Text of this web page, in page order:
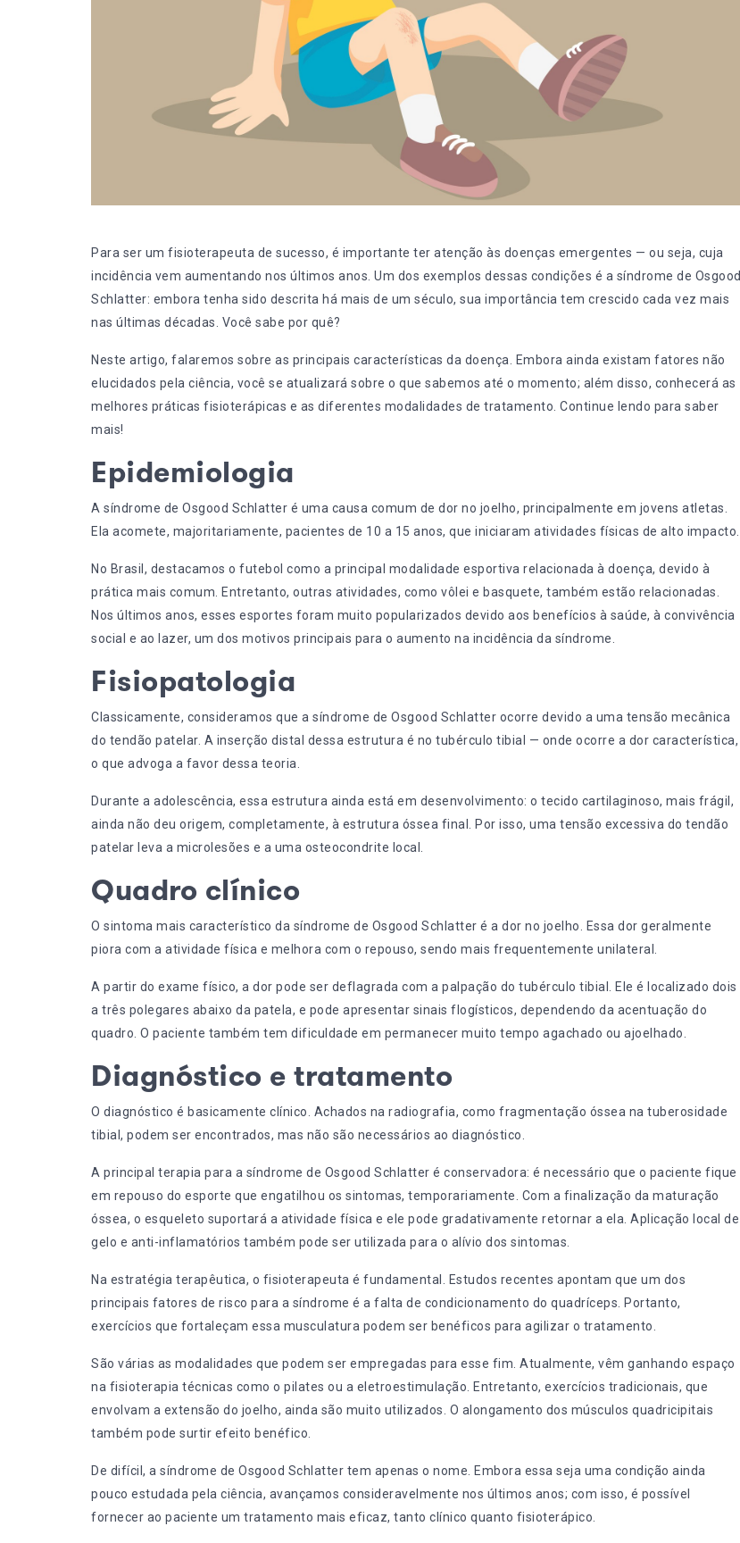
Para ser um fisioterapeuta de sucesso, é importante ter atenção às doenças emergentes — ou seja, cuja
incidência vem aumentando nos últimos anos. Um dos exemplos dessas condições é a síndrome de Osgood
Schlatter: embora tenha sido descrita há mais de um século, sua importância tem crescido cada vez mais
nas últimas décadas. Você sabe por quê?
Neste artigo, falaremos sobre as principais características da doença. Embora ainda existam fatores não
elucidados pela ciência, você se atualizará sobre o que sabemos até o momento; além disso, conhecerá as
melhores práticas fisioterápicas e as diferentes modalidades de tratamento. Continue lendo para saber
mais!
Epidemiologia
A síndrome de Osgood Schlatter é uma causa comum de dor no joelho, principalmente em jovens atletas.
Ela acomete, majoritariamente, pacientes de 10 a 15 anos, que iniciaram atividades físicas de alto impacto.
No Brasil, destacamos o futebol como a principal modalidade esportiva relacionada à doença, devido à
prática mais comum. Entretanto, outras atividades, como vôlei e basquete, também estão relacionadas.
Nos últimos anos, esses esportes foram muito popularizados devido aos benefícios à saúde, à convivência
social e ao lazer, um dos motivos principais para o aumento na incidência da síndrome.
Fisiopatologia
Classicamente, consideramos que a síndrome de Osgood Schlatter ocorre devido a uma tensão mecânica
do tendão patelar. A inserção distal dessa estrutura é no tubérculo tibial — onde ocorre a dor característica,
o que advoga a favor dessa teoria.
Durante a adolescência, essa estrutura ainda está em desenvolvimento: o tecido cartilaginoso, mais frágil,
ainda não deu origem, completamente, à estrutura óssea final. Por isso, uma tensão excessiva do tendão
patelar leva a microlesões e a uma osteocondrite local.
Quadro clínico
O sintoma mais característico da síndrome de Osgood Schlatter é a dor no joelho. Essa dor geralmente
piora com a atividade física e melhora com o repouso, sendo mais frequentemente unilateral.
A partir do exame físico, a dor pode ser deflagrada com a palpação do tubérculo tibial. Ele é localizado dois
a três polegares abaixo da patela, e pode apresentar sinais flogísticos, dependendo da acentuação do
quadro. O paciente também tem dificuldade em permanecer muito tempo agachado ou ajoelhado.
Diagnóstico e tratamento
O diagnóstico é basicamente clínico. Achados na radiografia, como fragmentação óssea na tuberosidade
tibial, podem ser encontrados, mas não são necessários ao diagnóstico.
A principal terapia para a síndrome de Osgood Schlatter é conservadora: é necessário que o paciente fique
em repouso do esporte que engatilhou os sintomas, temporariamente. Com a finalização da maturação
óssea, o esqueleto suportará a atividade física e ele pode gradativamente retornar a ela. Aplicação local de
gelo e anti-inflamatórios também pode ser utilizada para o alívio dos sintomas.
Na estratégia terapêutica, o fisioterapeuta é fundamental. Estudos recentes apontam que um dos
principais fatores de risco para a síndrome é a falta de condicionamento do quadríceps. Portanto,
exercícios que fortaleçam essa musculatura podem ser benéficos para agilizar o tratamento.
São várias as modalidades que podem ser empregadas para esse fim. Atualmente, vêm ganhando espaço
na fisioterapia técnicas como o pilates ou a eletroestimulação. Entretanto, exercícios tradicionais, que
envolvam a extensão do joelho, ainda são muito utilizados. O alongamento dos músculos quadricipitais
também pode surtir efeito benéfico.
De difícil, a síndrome de Osgood Schlatter tem apenas o nome. Embora essa seja uma condição ainda
pouco estudada pela ciência, avançamos consideravelmente nos últimos anos; com isso, é possível
fornecer ao paciente um tratamento mais eficaz, tanto clínico quanto fisioterápico.